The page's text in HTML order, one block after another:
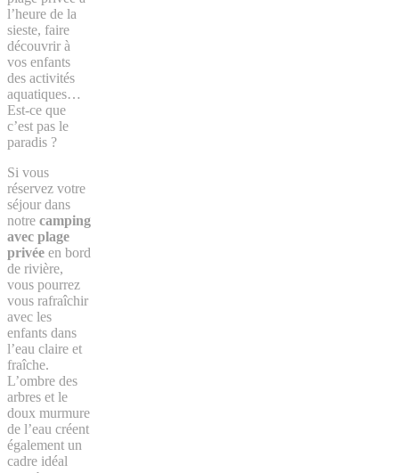
l’heure de la
sieste, faire
découvrir à
vos enfants
des activités
aquatiques…
Est-ce que
c’est pas le
paradis ?
Si vous
réservez votre
séjour dans
notre camping
avec plage
privée en bord
de rivière,
vous pourrez
vous rafraîchir
avec les
enfants dans
l’eau claire et
fraîche.
L’ombre des
arbres et le
doux murmure
de l’eau créent
également un
cadre idéal